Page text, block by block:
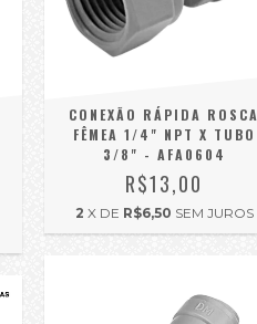
CONEXÃO RÁPIDA ROSCA
FÊMEA 1/4" NPT X TUBO
3/8" - AFA0604
R$13,00
2 X DE R$6,50 SEM JUROS